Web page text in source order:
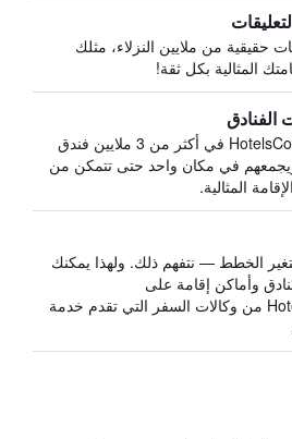
حقيقية من ملايين النزلاء، مثلك
المثالية بكل ثقة!
يبحث HotelsCombined في أكثر من 3 ملايين فندق
في مكان واحد حتى تتمكن من
المثالية.
الخطط — نتفهم ذلك. ولهذا يمكنك
وأماكن إقامة على
HotelsCombined من وكالات السفر التي تقدم خدمة